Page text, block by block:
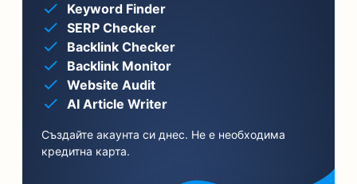
Keyword Finder
SERP Checker
Backlink Checker
Backlink Monitor
Website Audit
AI Article Writer
Създайте акаунта си днес. Не е необходима
кредитна карта.